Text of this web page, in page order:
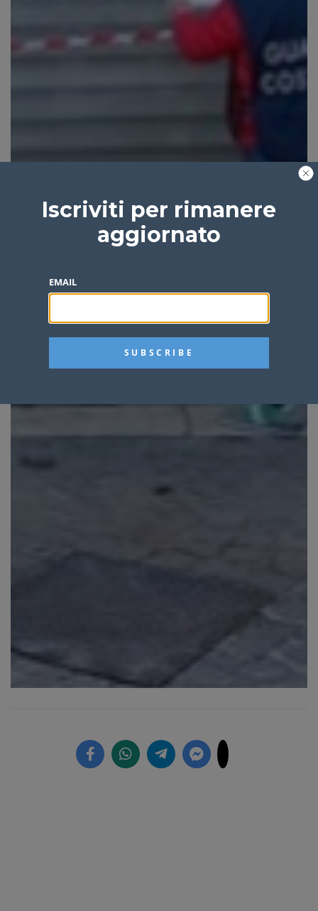
Iscriviti per rimanere
aggiornato
EMAIL